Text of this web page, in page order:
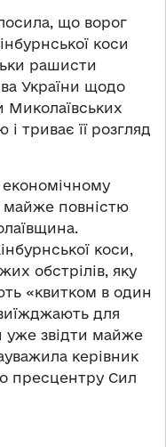
що ворог
коси
рашисти
України щодо
Миколаївських
триває її розгляд
майже повністю
коси,
обстрілів, яку
«квитком в один
для
уже звідти майже
керівник
пресцентру Сил